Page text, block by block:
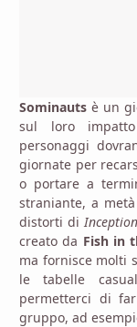
Sominautsè un
sul loro
personaggi
giornate per
o portare a
straniante, a
distorti di Inception
creato da Fish in
ma fornisce molti
le tabelle
permetterci di
gruppo, ad